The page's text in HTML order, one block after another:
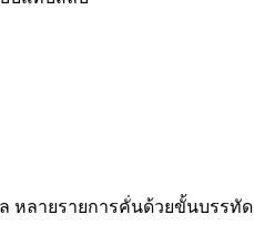
หลายรายการคั่นด้วยขั้นบรรทัด